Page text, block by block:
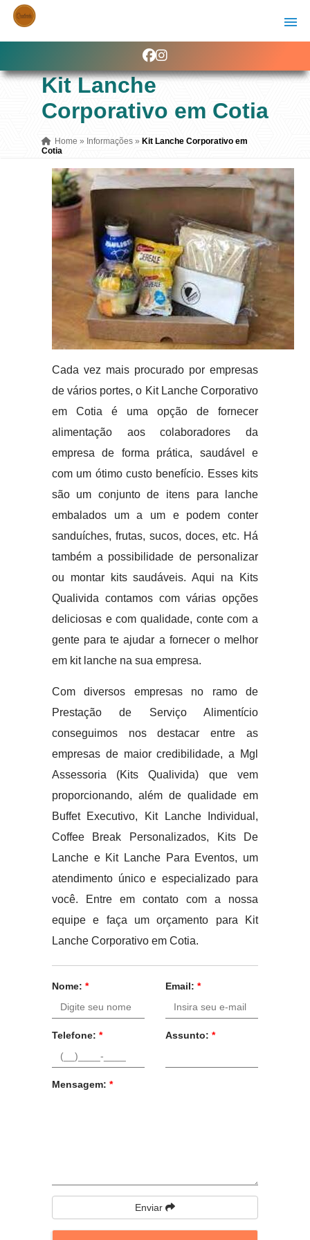
Kit Lanche
Corporativo em Cotia
Home » Informações » Kit Lanche Corporativo em
Cotia
Cada vez mais procurado por empresas
de vários portes, o Kit Lanche Corporativo
em Cotia é uma opção de fornecer
alimentação aos colaboradores da
empresa de forma prática, saudável e
com um ótimo custo benefício. Esses kits
são um conjunto de itens para lanche
embalados um a um e podem conter
sanduíches, frutas, sucos, doces, etc. Há
também a possibilidade de personalizar
ou montar kits saudáveis. Aqui na Kits
Qualivida contamos com várias opções
deliciosas e com qualidade, conte com a
gente para te ajudar a fornecer o melhor
em kit lanche na sua empresa.
Com diversos empresas no ramo de
Prestação de Serviço Alimentício
conseguimos nos destacar entre as
empresas de maior credibilidade, a Mgl
Assessoria (Kits Qualivida) que vem
proporcionando, além de qualidade em
Buffet Executivo, Kit Lanche Individual,
Coffee Break Personalizados, Kits De
Lanche e Kit Lanche Para Eventos, um
atendimento único e especializado para
você. Entre em contato com a nossa
equipe e faça um orçamento para Kit
Lanche Corporativo em Cotia.
Nome: * Email: *
Telefone: * Assunto: *
Mensagem: *
Enviar